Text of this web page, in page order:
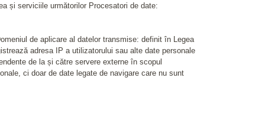
și serviciile următorilor Procesatori de date:
de aplicare al datelor transmise: definit în Legea
adresa IP a utilizatorului sau alte date personale
de la și către servere externe în scopul
ci doar de date legate de navigare care nu sunt